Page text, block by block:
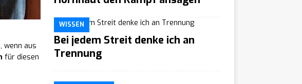
wenn aus
für diesen
WISSEN
Bei jedem Streit denke ich an
Trennung